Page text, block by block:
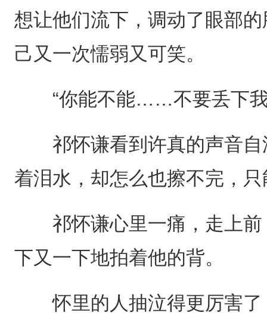
想让他们流下，调动了眼部
己又一次懦弱又可笑。
“你能不能……不要丢下我
祁怀谦看到许真的声音自
着泪水，却怎么也擦不完，
祁怀谦心里一痛，走上前
下又一下地拍着他的背。
怀里的人抽泣得更厉害了